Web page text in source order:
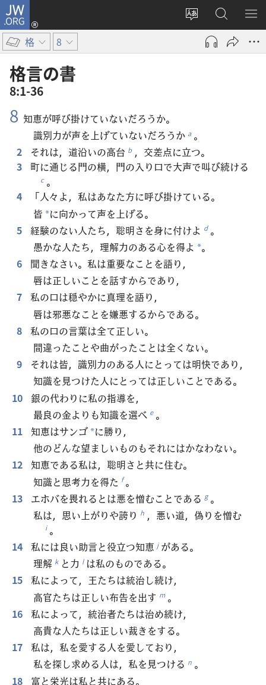
JW.ORG
サ
ト
え
る
ロ
グ
ン
で
開
く）
JW.ORG
の
検
メ
を
格 8
格言​の​書
8:1-36
8 知恵が呼び掛けていないだろうか。
識別力が声を上げていないだろうか a 。
2
それは，道沿いの高台 b ，交差点に立つ。
3
町に通じる門の横，門の入り口で大声で叫び続ける
c 。
4
「人々よ，私はあなた方に呼び掛けている。
皆 *に向かって声を上げる。
5
経験のない人たち，聡明さを身に付けよ d 。
愚かな人たち，理解力のある心を得よ *。
6
聞きなさい。私は重要なことを語り，
唇は正しいことを話すからであり，
7
私の口は穏やかに真理を語り，
唇は邪悪なことを嫌悪するからである。
8
私の口の言葉は全て正しい。
間違ったことや曲がったことは全くない。
9
それは皆，識別力のある人にとっては明快であり，
知識を見つけた人にとっては正しいことである。
10
銀の代わりに私の指導を，
最良の金よりも知識を選べ e 。
11
知恵はサンゴ *に勝り，
他のどんな望ましいものもそれにはかなわない。
12
知恵である私は，聡明さと共に住む。
知識と思考力を得た f 。
13
エホバを畏れるとは悪を憎むことである g 。
私は，思い上がりや誇り h ，悪い道，偽りを憎む
i 。
14
私には良い助言と役立つ知恵 j がある。
理解 k と力 l は私のものである。
15
私によって，王たちは統治し続け，
高官たちは正しい布告を出す m 。
16
私によって，統治者たちは治め続け，
高貴な人たちは正しい裁きをする。
17
私は，私を愛する人を愛しており，
私を探し求める人は，私を見つける n 。
18
富と栄光は私と共にある。